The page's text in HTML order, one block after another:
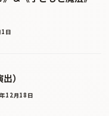
日
）
12月18日